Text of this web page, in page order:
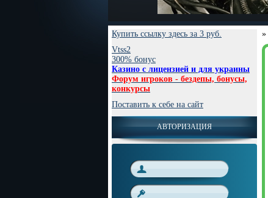
Купить ссылку здесь за 3 руб.
Vtss2
300% бонус
Казино с лицензией и для украины
Форум игроков - бездепы, бонусы,
конкурсы
Поставить к себе на сайт
АВТОРИЗАЦИЯ
»